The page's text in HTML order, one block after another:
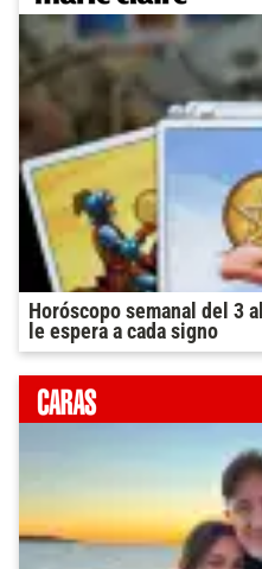
Horóscopo semanal del 3
le espera a cada signo